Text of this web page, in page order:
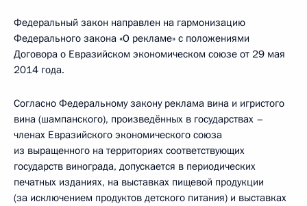
Федеральный закон направлен на гармонизацию
Федерального закона «О рекламе» с положениями
Договора о Евразийском экономическом союзе от 29 мая
2014 года.
Согласно Федеральному закону реклама вина и игристого
вина (шампанского), произведённых в государствах –
членах Евразийского экономического союза
из выращенного на территориях соответствующих
государств винограда, допускается в периодических
печатных изданиях, на выставках пищевой продукции
(за исключением продуктов детского питания) и выставках